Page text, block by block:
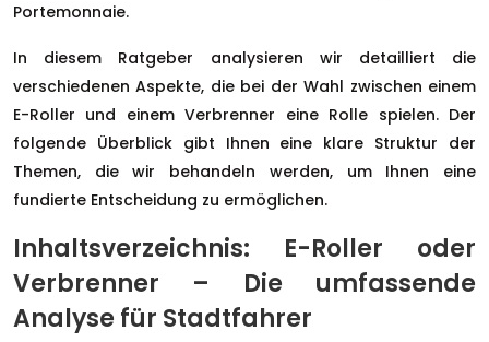
Portemonnaie.
In diesem Ratgeber analysieren wir detailliert die
verschiedenen Aspekte, die bei der Wahl zwischen einem
E-Roller und einem Verbrenner eine Rolle spielen. Der
folgende Überblick gibt Ihnen eine klare Struktur der
Themen, die wir behandeln werden, um Ihnen eine
fundierte Entscheidung zu ermöglichen.
Inhaltsverzeichnis: E-Roller oder
Verbrenner – Die umfassende
Analyse für Stadtfahrer